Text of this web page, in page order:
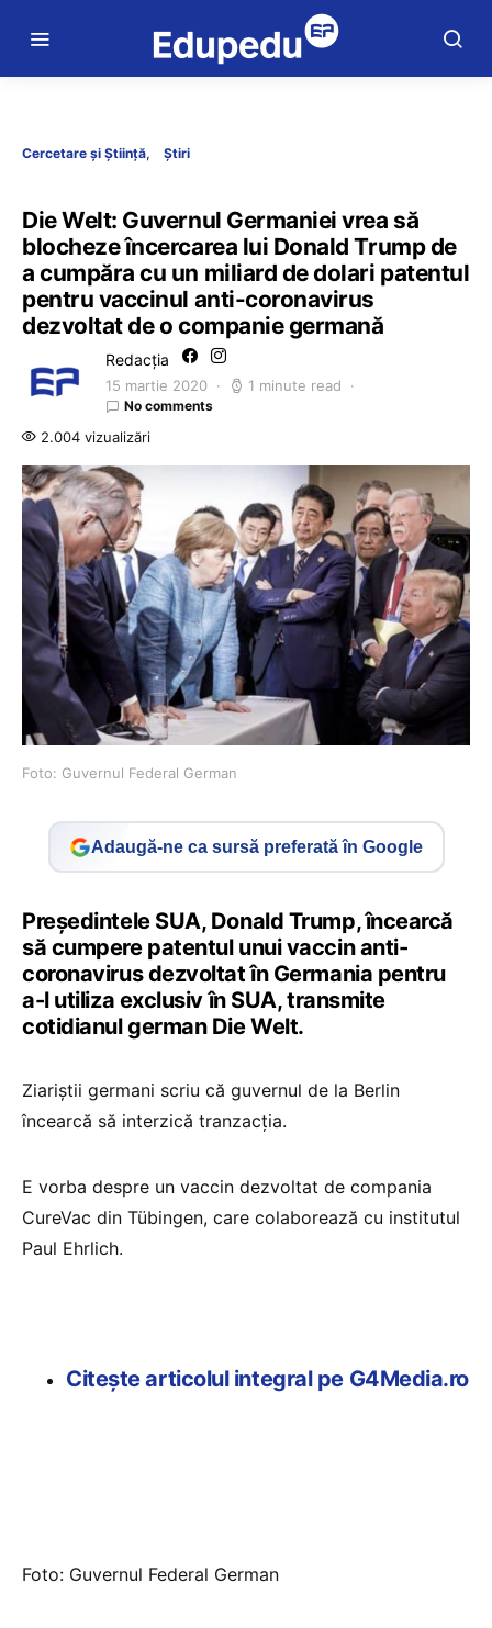
Cercetare și Știință Știri
Die Welt: Guvernul Germaniei vrea să
blocheze încercarea lui Donald Trump de
a cumpăra cu un miliard de dolari patentul
pentru vaccinul anti-coronavirus
dezvoltat de o companie germană
Redacția
15 martie 2020 1 minute read
No comments
2.004 vizualizări
Foto: Guvernul Federal German
Adaugă-ne ca sursă preferată în Google
Președintele SUA, Donald Trump, încearcă
să cumpere patentul unui vaccin anti-
coronavirus dezvoltat în Germania pentru
a-l utiliza exclusiv în SUA, transmite
cotidianul german Die Welt.
Ziariștii germani scriu că guvernul de la Berlin
încearcă să interzică tranzacția.
E vorba despre un vaccin dezvoltat de compania
CureVac din Tübingen, care colaborează cu institutul
Paul Ehrlich.
Citește articolul integral pe G4Media.ro
Foto: Guvernul Federal German